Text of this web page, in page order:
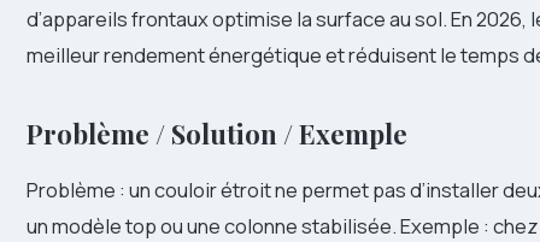
d’appareils frontaux optimise la surface au sol. En
meilleur rendement énergétique et réduisent le temps
Problème / Solution / Exemple
Problème : un couloir étroit ne permet pas d’installer
un modèle top ou une colonne stabilisée. Exemple :